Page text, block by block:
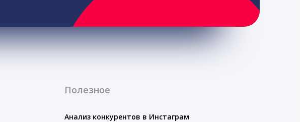
Полезное
Анализ конкурентов в Инстаграм